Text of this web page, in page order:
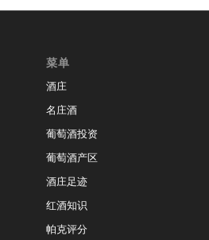
菜单
酒庄
名庄酒
葡萄酒投资
葡萄酒产区
酒庄足迹
红酒知识
帕克评分